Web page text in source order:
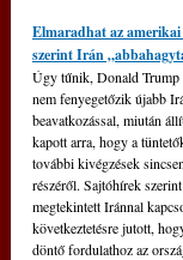
Elmaradhat az
szerint Irán
Úgy tűnik, Donald Trump
nem fenyegetőzik újabb
beavatkozással, miután
kapott arra, hogy a
további kivégzések
részéről. Sajtóhírek
megtekintett Iránnal
következtetésre jutott,
döntő fordulathoz az